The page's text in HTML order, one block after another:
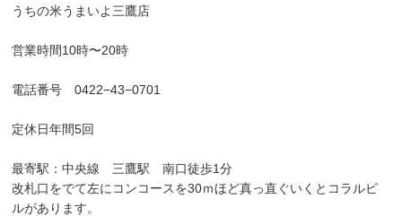
うちの米うまいよ三鷹店
営業時間10時〜20時
電話番号 0422−43−0701
定休日年間5回
最寄駅：中央線 三鷹駅 南口徒歩1分
改札口をでて左にコンコースを30ｍほど真っ直ぐいくとコラルビ
ルがあります。